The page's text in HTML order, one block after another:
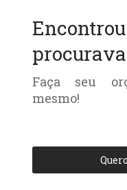
Faça seu
mesmo!